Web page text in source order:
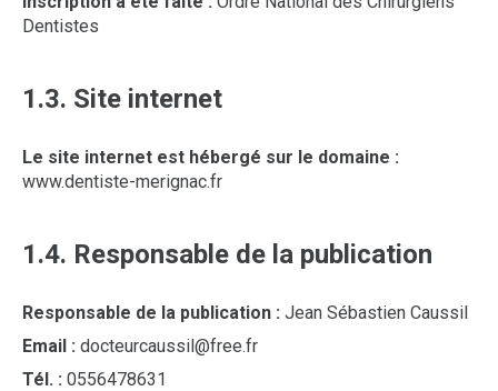
Dentistes
1.3. Site internet
Le site internet est hébergé sur le domaine :
www.dentiste-merignac.fr
1.4. Responsable de la publication
Responsable de la publication : Jean Sébastien Caussil
Email : docteurcaussil@free.fr
Tél. : 0556478631